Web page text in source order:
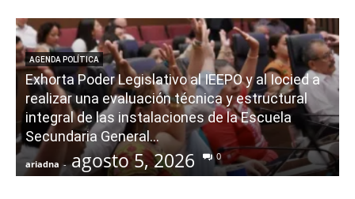
AGENDA POLÍTICA
Exhorta Poder Legislativo al IEEPO y al Iocied a
realizar una evaluación técnica y estructural
integral de las instalaciones de la Escuela
Secundaria General...
ariadna - agosto 5, 2026 0